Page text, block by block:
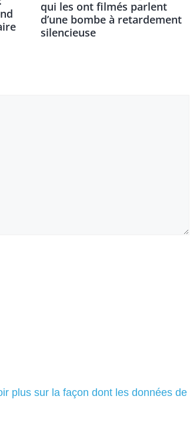
qui les ont filmés parlent
d’une bombe à retardement
silencieuse
plus sur la façon dont les données de